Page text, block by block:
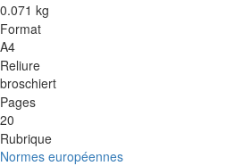
0.071 kg
Format
A4
Reliure
broschiert
Pages
20
Rubrique
Normes européennes